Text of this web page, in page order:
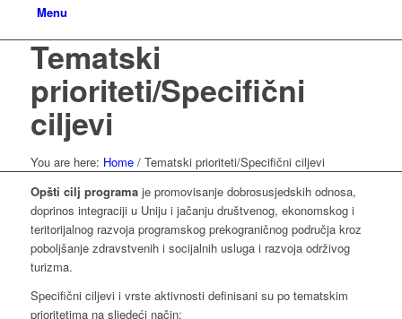
Menu
Tematski
prioriteti/Specifični
ciljevi
You are here: Home / Tematski prioriteti/Specifični ciljevi
Opšti cilj programaje promovisanje dobrosusjedskih odnosa,
doprinos integraciji u Uniju i jačanju društvenog, ekonomskog i
teritorijalnog razvoja programskog prekograničnog područja kroz
poboljšanje zdravstvenih i socijalnih usluga i razvoja održivog
turizma.
Specifični ciljevi i vrste aktivnosti definisani su po tematskim
prioritetima na sljedeći način: